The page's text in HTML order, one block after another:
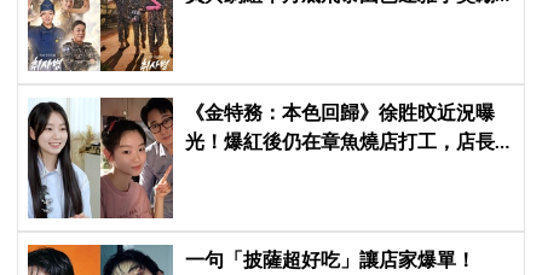
《金特務：本色回歸》徐貹旼近況曝
光！爆紅後仍在章魚燒店打工，店長
一句「披薩超好吃」讓店家爆單！